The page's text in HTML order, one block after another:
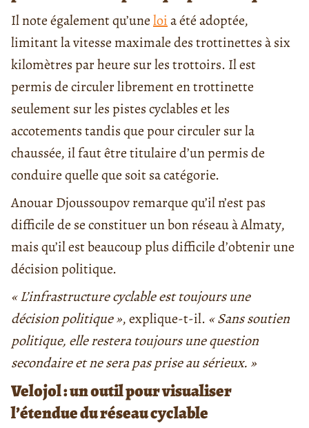
Il note également qu’uneloia été adoptée,
limitant la vitesse maximale des trottinettes à six
kilomètres par heure sur les trottoirs. Il est
permis de circuler librement en trottinette
seulement sur les pistes cyclables et les
accotements tandis que pour circuler sur la
chaussée, il faut être titulaire d’un permis de
conduire quelle que soit sa catégorie.
Anouar Djoussoupov remarque qu’il n’est pas
difficile de se constituer un bon réseau à Almaty,
mais qu’il est beaucoup plus difficile d’obtenir une
décision politique.
« L’infrastructure cyclable est toujours une
décision politique », explique-t-il. « Sans soutien
politique, elle restera toujours une question
secondaire et ne sera pas prise au sérieux. »
Velojol : un outil pour visualiser
l’étendue du réseau cyclable